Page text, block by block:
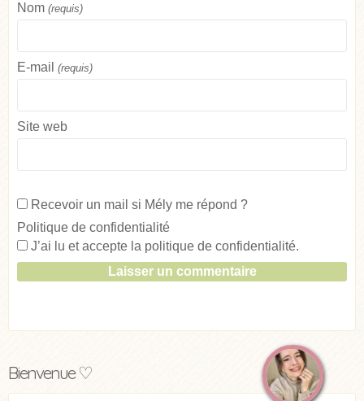
Nom (requis)
E-mail (requis)
Site web
Recevoir un mail si Mély me répond ?
Politique de confidentialité
J’ai lu et accepte la politique de confidentialité.
Bienvenue ♡